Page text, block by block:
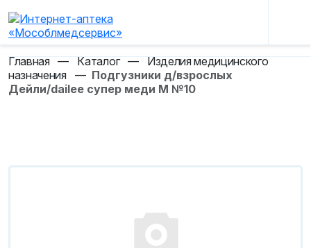
Главная — Каталог — Изделия медицинского
назначения
— Подгузники д/взрослых
Дейли/dailee супер меди M №10